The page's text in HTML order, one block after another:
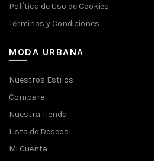
Política de Uso de Cookies
Términos y Condiciones
MODA URBANA
Nuestros Estilos
Compare
Nuestra Tienda
Lista de Deseos
Mi Cuenta